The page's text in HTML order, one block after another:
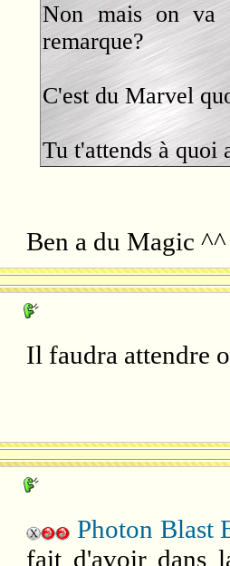
Non mais on va
remarque?
C'est du Marvel
Tu t'attends à quoi
Ben a du Magic ^^
Il faudra attendre
Photon Blast
fait d'avoir dans